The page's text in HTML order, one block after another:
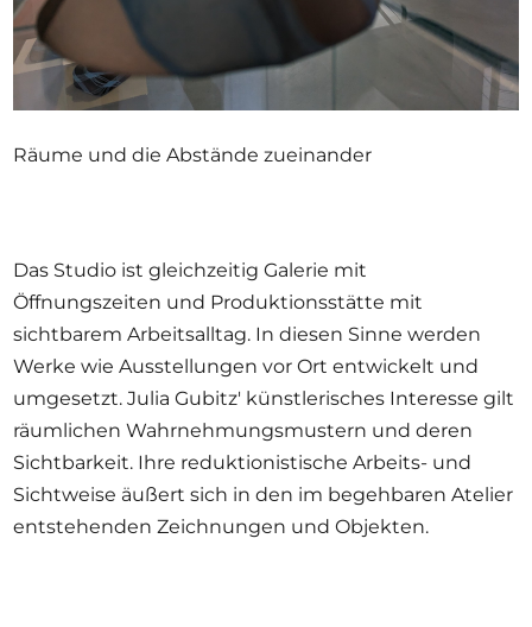
Räume und die Abstände zueinander
Das Studio ist gleichzeitig Galerie mit
Öffnungszeiten und Produktionsstätte mit
sichtbarem Arbeitsalltag. In diesen Sinne werden
Werke wie Ausstellungen vor Ort entwickelt und
umgesetzt. Julia Gubitz' künstlerisches Interesse gilt
räumlichen Wahrnehmungsmustern und deren
Sichtbarkeit. Ihre reduktionistische Arbeits- und
Sichtweise äußert sich in den im begehbaren Atelier
entstehenden Zeichnungen und Objekten.